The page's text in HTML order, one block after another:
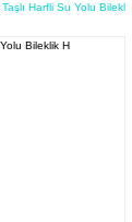
Harfli Su Yolu